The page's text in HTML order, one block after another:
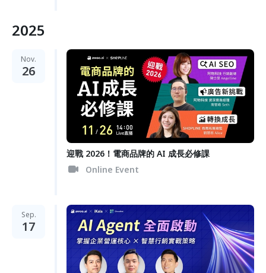
2025
Nov.
26
迎戰 2026！電商品牌的 AI 成長必修課
Online Event
Sep.
17